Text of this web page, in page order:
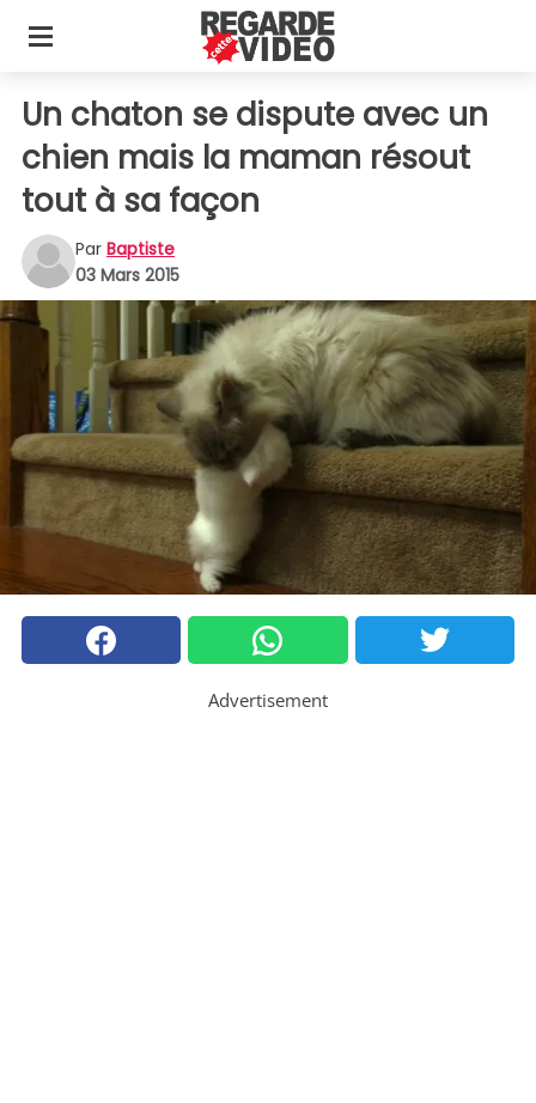
Un chaton se dispute avec un
chien mais la maman résout
tout à sa façon
Par Baptiste
03 Mars 2015
Advertisement